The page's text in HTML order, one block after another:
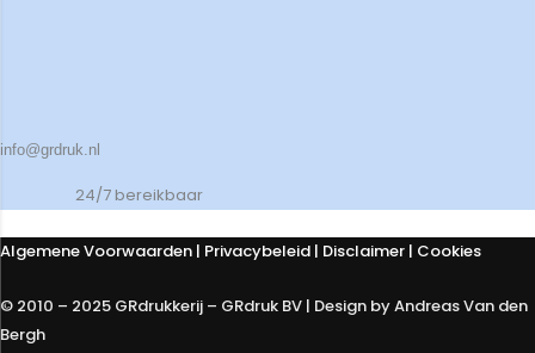
info@grdruk.nl
24/7 bereikbaar
Algemene Voorwaarden | Privacybeleid | Disclaimer | Cookies
© 2010 – 2025 GRdrukkerij – GRdruk BV | Design by Andreas Van den
Bergh